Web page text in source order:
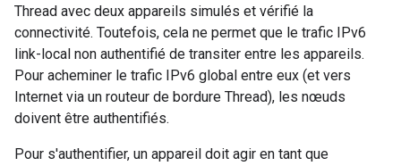
Thread avec deux appareils simulés et vérifié la
connectivité. Toutefois, cela ne permet que le trafic IPv6
link-local non authentifié de transiter entre les appareils.
Pour acheminer le trafic IPv6 global entre eux (et vers
Internet via un routeur de bordure Thread), les nœuds
doivent être authentifiés.
Pour s'authentifier, un appareil doit agir en tant que